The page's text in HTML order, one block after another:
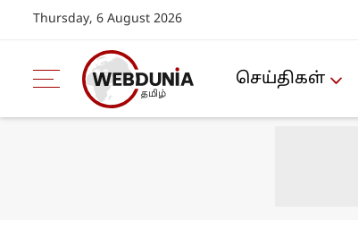
Thursday, 6 August 2026
செய்திகள்